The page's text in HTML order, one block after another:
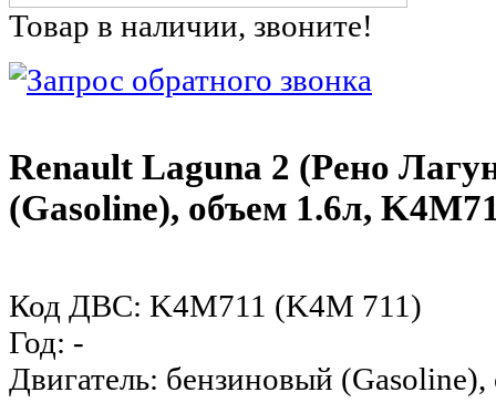
Товар в наличии, звоните!
Renault Laguna 2 (Рено
(Gasoline), объем 1.6л,
Код ДВС: K4M711 (K4M 711)
Год: -
Двигатель: бензиновый